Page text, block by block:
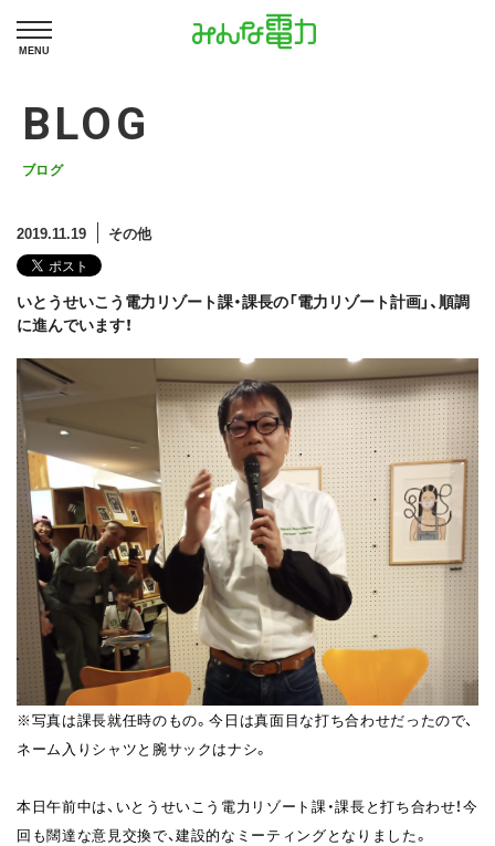
MENU
BLOG
ブログ
2019.11.19 その他
いとうせいこう電力リゾート課・課長の「電力リゾート計画」、順調
に進んでいます！
※写真は課長就任時のもの。今日は真面目な打ち合わせだったので、
ネーム入りシャツと腕サックはナシ。
本日午前中は、いとうせいこう電力リゾート課・課長と打ち合わせ！今
回も闊達な意見交換で、建設的なミーティングとなりました。